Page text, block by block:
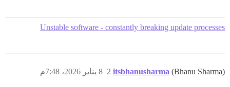
Unstable software - constantly breaking update processes
itsbhanusharma (Bhanu Sharma) 8 يناير 2026، 7:48م 2